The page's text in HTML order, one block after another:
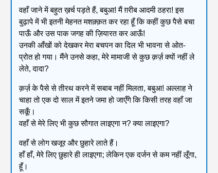
वहाँ जाने में बहुत ख़र्च पड़ते हैं, बबुआ! मैं ग़रीब आदमी ठहरा! इस
बुढ़ापे में भी इतनी मेहनत मशक़्क़त कर रहा हूँ कि कहीं कुछ पैसे बचा
पाऊँ और उस पाक जगह की ज़ियारत कर आऊँ!
उनकी आँखों को देखकर मेरा बचपन का दिल भी भावना से ओत-
प्रोत हो गया। मैंने उनसे कहा, मेरे मामाजी से कुछ क़र्ज़ क्यों नहीं ले
लेते, दादा?
क़र्ज़ के पैसे से तीरथ करने में सबाब नहीं मिलता, बबुआ! अल्लाह ने
चाहा तो एक दो साल में इतने जमा हो जाएँगे कि किसी तरह वहाँ जा
सकूँ।
वहाँ से मेरे लिए भी कुछ सौगात लाइएगा न? क्या लाइएगा?
वहाँ से लोग खजूर और छुहारे लाते हैं।
हाँ हाँ, मेरे लिए छुहारे ही लाइएगा; लेकिन एक दर्जन से कम नहीं लूँगा,
हूँ।